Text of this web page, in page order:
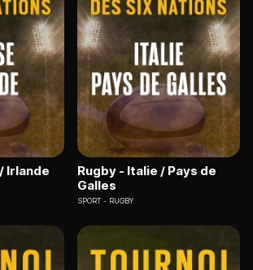
Irlande
Rugby - Italie / Pays de
Galles
SPORT RUGBY